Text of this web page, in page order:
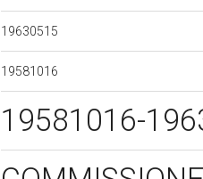
19630515
19581016
19581016-